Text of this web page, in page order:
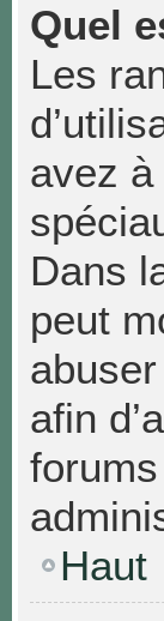
Quel
Les
avez
Dans
peut
afin
Haut